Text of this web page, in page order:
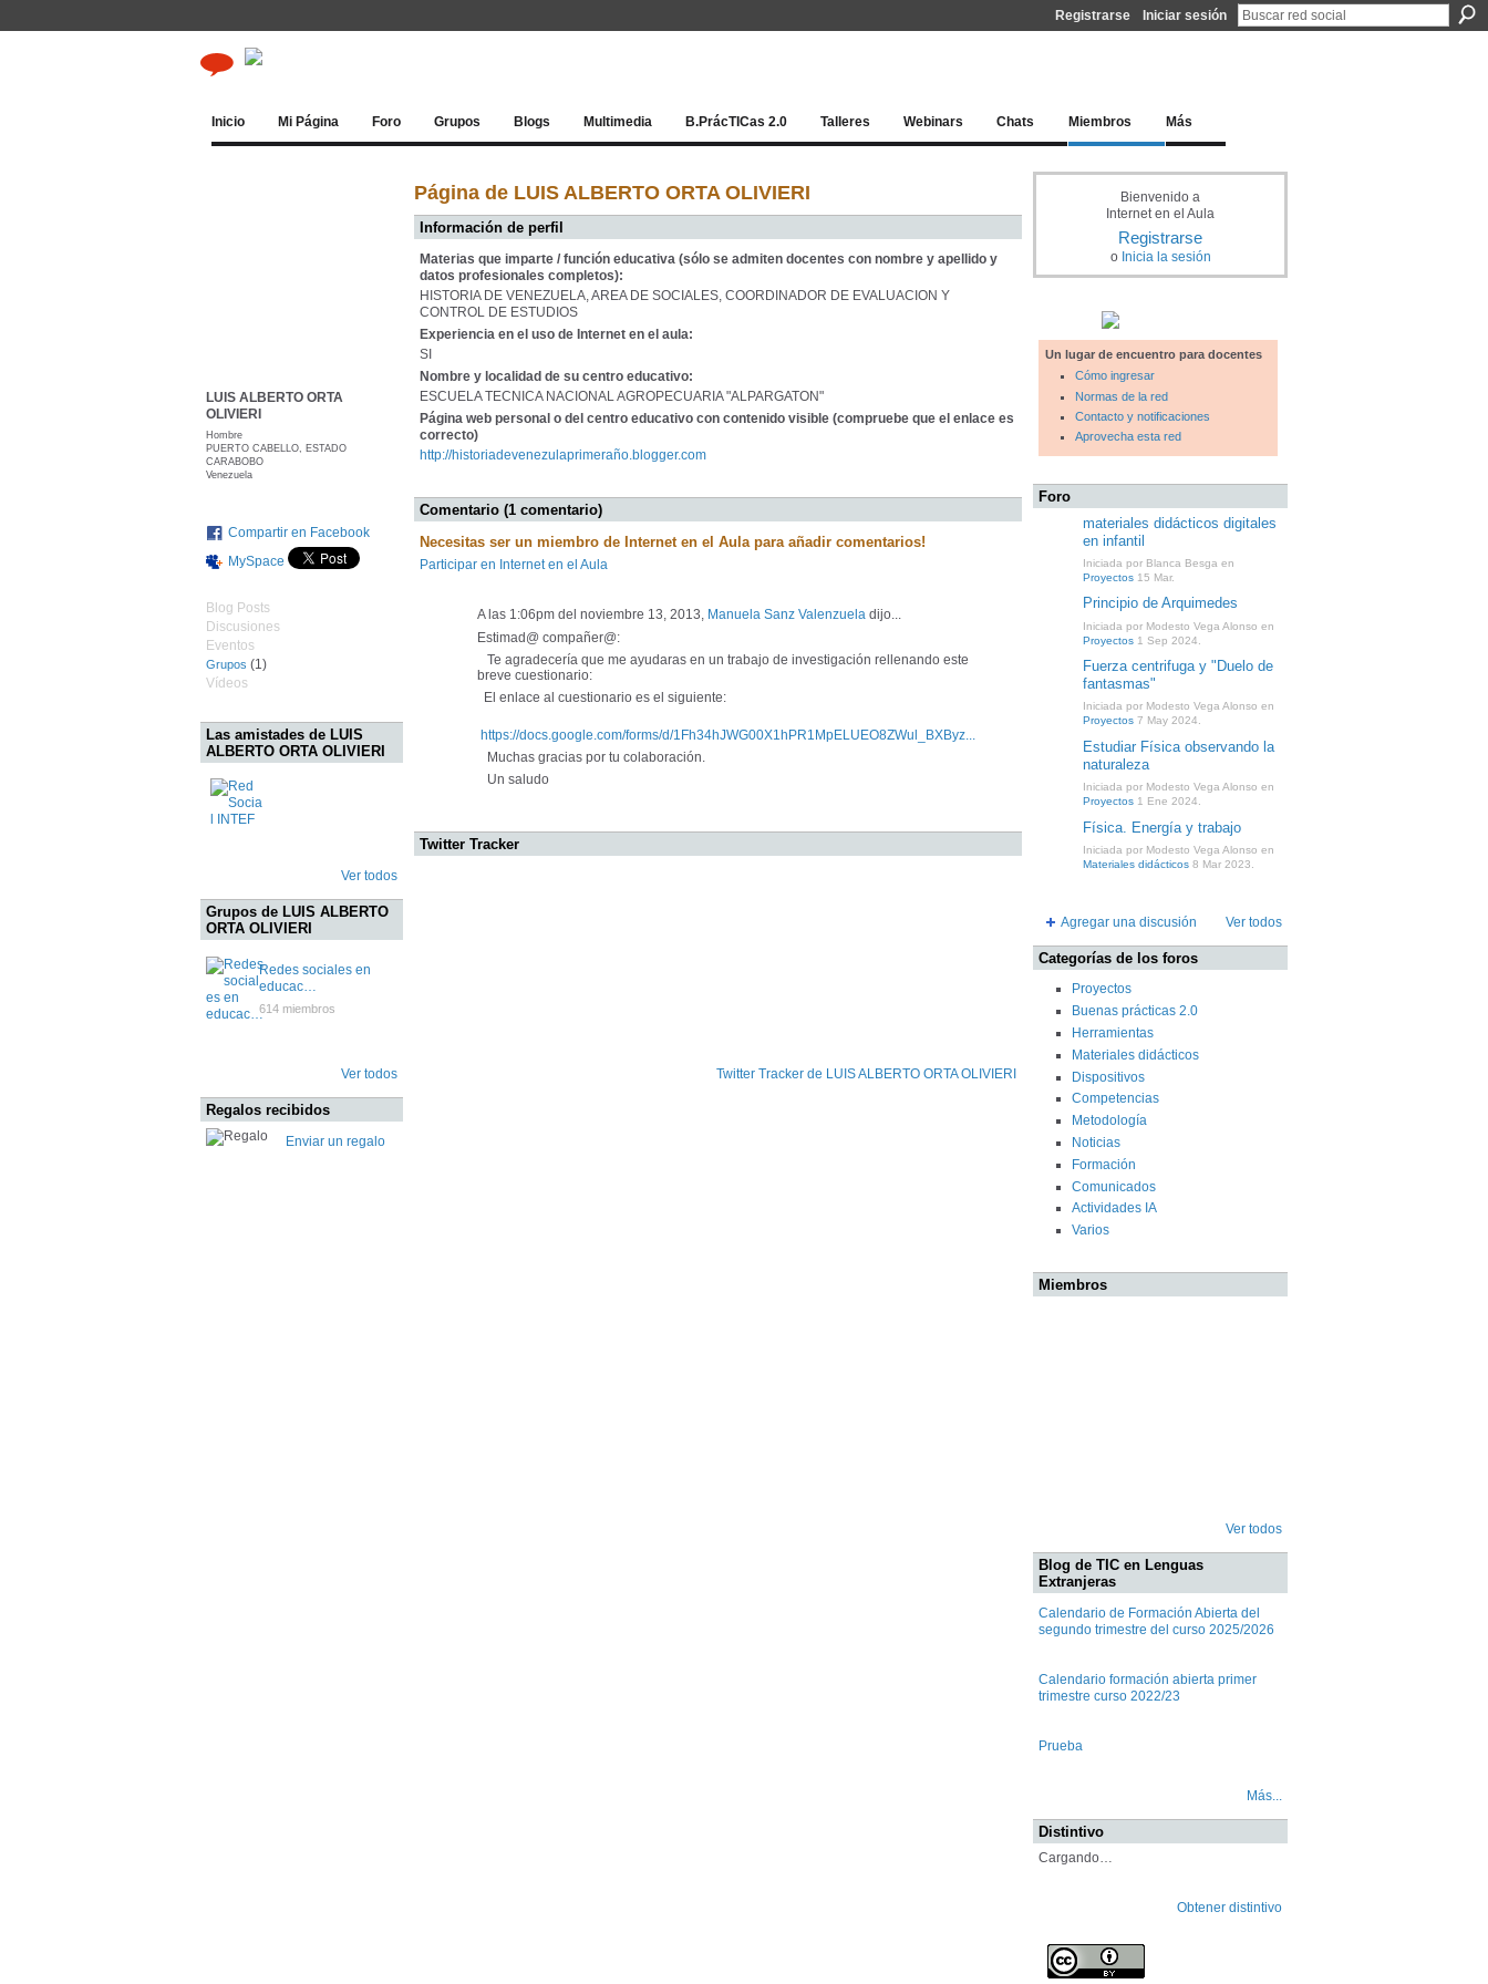
Registrarse Iniciar sesión
Inicio Mi Página Foro Grupos Blogs Multimedia B.PrácTICas 2.0 Talleres Webinars Chats Miembros Más
LUIS ALBERTO ORTA
OLIVIERI
Hombre
PUERTO CABELLO, ESTADO
CARABOBO
Venezuela
Compartir en Facebook
MySpace
Blog Posts
Discusiones
Eventos
Grupos (1)
Vídeos
Las amistades de LUIS
ALBERTO ORTA OLIVIERI
Ver todos
Grupos de LUIS ALBERTO
ORTA OLIVIERI
Redes sociales en
educac…
614 miembros
Ver todos
Regalos recibidos
Enviar un regalo
Página de LUIS ALBERTO ORTA OLIVIERI
Información de perfil
Materias que imparte / función educativa (sólo se admiten docentes con nombre y apellido y
datos profesionales completos):
HISTORIA DE VENEZUELA, AREA DE SOCIALES, COORDINADOR DE EVALUACION Y
CONTROL DE ESTUDIOS
Experiencia en el uso de Internet en el aula:
SI
Nombre y localidad de su centro educativo:
ESCUELA TECNICA NACIONAL AGROPECUARIA "ALPARGATON"
Página web personal o del centro educativo con contenido visible (compruebe que el enlace es
correcto)
http://historiadevenezulaprimeraño.blogger.com
Comentario (1 comentario)
Necesitas ser un miembro de Internet en el Aula para añadir comentarios!
Participar en Internet en el Aula
A las 1:06pm del noviembre 13, 2013, Manuela Sanz Valenzuela dijo...
Estimad@ compañer@:
Te agradecería que me ayudaras en un trabajo de investigación rellenando este
breve cuestionario:
El enlace al cuestionario es el siguiente:
https://docs.google.com/forms/d/1Fh34hJWG00X1hPR1MpELUEO8ZWul_BXByz...
Muchas gracias por tu colaboración.
Un saludo
Twitter Tracker
Twitter Tracker de LUIS ALBERTO ORTA OLIVIERI
Bienvenido a
Internet en el Aula
Registrarse
o Inicia la sesión
Un lugar de encuentro para docentes
Cómo ingresar
Normas de la red
Contacto y notificaciones
Aprovecha esta red
Foro
materiales didácticos digitales
en infantil
Iniciada por Blanca Besga en
Proyectos 15 Mar.
Principio de Arquimedes
Iniciada por Modesto Vega Alonso en
Proyectos 1 Sep 2024.
Fuerza centrifuga y "Duelo de
fantasmas"
Iniciada por Modesto Vega Alonso en
Proyectos 7 May 2024.
Estudiar Física observando la
naturaleza
Iniciada por Modesto Vega Alonso en
Proyectos 1 Ene 2024.
Física. Energía y trabajo
Iniciada por Modesto Vega Alonso en
Materiales didácticos 8 Mar 2023.
Agregar una discusión Ver todos
Categorías de los foros
Proyectos
Buenas prácticas 2.0
Herramientas
Materiales didácticos
Dispositivos
Competencias
Metodología
Noticias
Formación
Comunicados
Actividades IA
Varios
Miembros
Ver todos
Blog de TIC en Lenguas
Extranjeras
Calendario de Formación Abierta del
segundo trimestre del curso 2025/2026
Calendario formación abierta primer
trimestre curso 2022/23
Prueba
Más...
Distintivo
Cargando…
Obtener distintivo